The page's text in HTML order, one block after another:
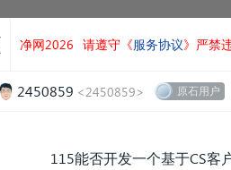
净网2026 请遵守《服务协议》严禁
2450859 <2450859> 原石用户
115能否开发一个基于CS客